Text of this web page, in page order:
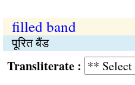
filled band
पूरित बैंड
: